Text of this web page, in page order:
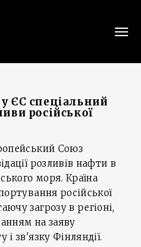
ЄС спеціальний
російської
Союз
розливів нафти в
моря. Країна
російської
загрозу в регіоні,
на заяву
і зв'язку Фінляндії.